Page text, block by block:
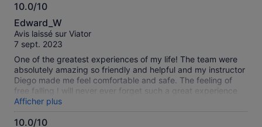
10.0/10
10.0
sur
10
Edward_W
Avis laissé sur Viator
7 sept. 2023
One of the greatest experiences of my life! The team were
absolutely amazing so friendly and helpful and my instructor
Diego made me feel comfortable and safe. The feeling of
free falling I will never ever forget such a great experience
and I would recommend it to anyone
Afficher plus
10.0/10